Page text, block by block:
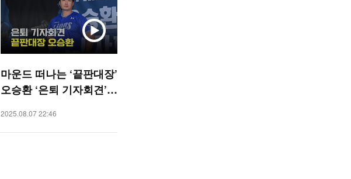
마운드 떠나는 ‘끝판대장’
오승환 ‘은퇴 기자회견’
2025.08.07 22:46